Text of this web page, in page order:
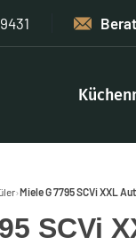
›Miele G 7795 SCVi XXL
SCVi